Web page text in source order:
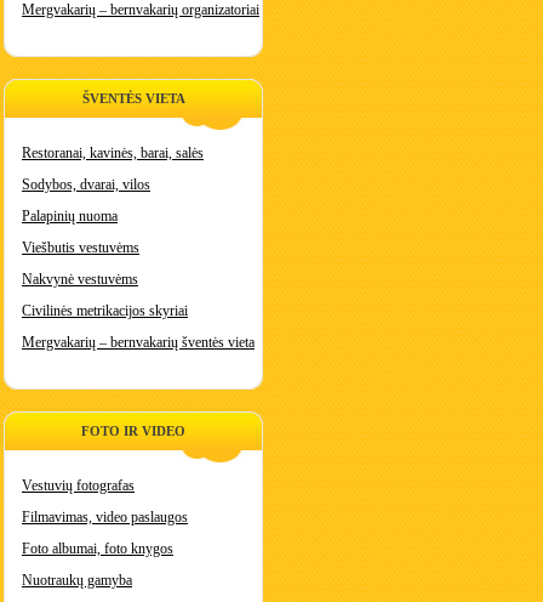
Mergvakarių – bernvakarių organizatoriai
ŠVENTĖS VIETA
Restoranai, kavinės, barai, salės
Sodybos, dvarai, vilos
Palapinių nuoma
Viešbutis vestuvėms
Nakvynė vestuvėms
Civilinės metrikacijos skyriai
Mergvakarių – bernvakarių šventės vieta
FOTO IR VIDEO
Vestuvių fotografas
Filmavimas, video paslaugos
Foto albumai, foto knygos
Nuotraukų gamyba